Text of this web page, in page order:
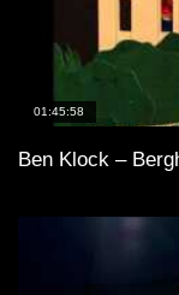
01:45:58
Ben Klock –